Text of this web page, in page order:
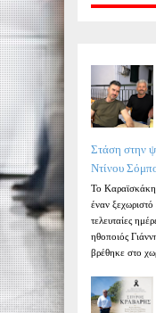
Στάση στην
Ντίνου
Το
έναν ξεχωριστό
τελευταίες
ηθοποιός
βρέθηκε στο